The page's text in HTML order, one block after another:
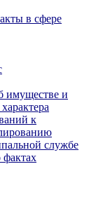
в сфере
имуществе и
к
службе
фактах